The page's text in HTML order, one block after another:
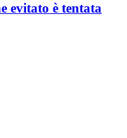
evitato è tentata